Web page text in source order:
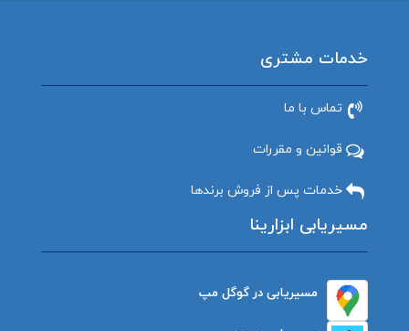
خدمات مشتری
تماس با ما
قوانین و مقررات
خدمات پس از فروش برندها
مسیریابی ابزارینا
مسیریابی در گوگل مپ